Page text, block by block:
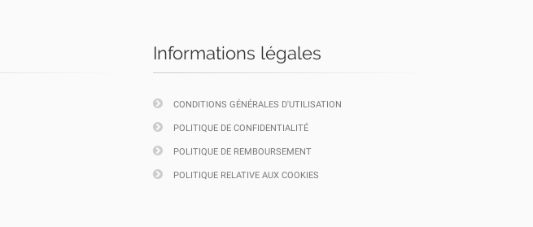
Informations légales
CONDITIONS GÉNÉRALES D'UTILISATION
POLITIQUE DE CONFIDENTIALITÉ
POLITIQUE DE REMBOURSEMENT
POLITIQUE RELATIVE AUX COOKIES